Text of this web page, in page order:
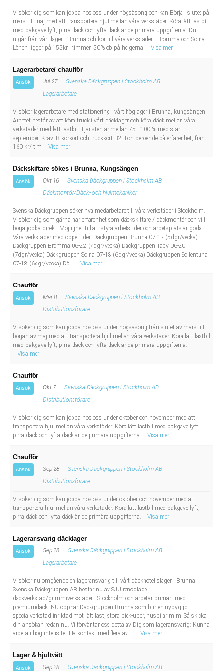
Vi söker dig som kan jobba hos oss under högsäsong och kan Börja i slutet på
mars till maj med att transportera hjul mellan våra verkstäder. Köra lätt lastbil
med bakgavellyft, pirra däck och lyfta däck är de primära uppgifterna. Du
utgår från vårt lager i Brunna och kör till våra verkstäder i Bromma och Solna.
Lönen ligger på 155kr i timmen 50% ob på helgerna.
Visa mer
Lagerarbetare/ chaufför
Ansök Jul 27
Svenska Däckgruppen i Stockholm AB
Lagerarbetare
Vi söker lagerarbetare med stationering i vårt höglager i Brunna, kungsängen.
Arbetet består av att köra truck i vårt däcklager och köra däck mellan våra
verkstäder med lätt lastbil. Tjänsten är mellan 75 - 100 % med start i
september. Krav: B-körkort och truckkort B2. Lön beroende på erfarenhet, från
160 kr/ tim
Visa mer
Däckskiftare sökes i Brunna, Kungsängen
Ansök Okt 16
Svenska Däckgruppen i Stockholm AB
Däckmontör/Däck- och hjulmekaniker
Svenska Däckgruppen söker nya medarbetare till våra verkstäder i Stockholm.
Vi söker dig som gärna har erfarenhet som däckskiftare / däckmontör och vill
börja jobba direkt! Möjlighet till att styra arbetstider och arbetsplats är goda.
Våra verkstäder med öppettider: Däckgruppen Brunna 07-17 (5dgr/vecka)
Däckgruppen Bromma 06-22 (7dgr/vecka) Däckgruppen Täby 06-20
(7dgr/vecka) Däckgruppen Solna 07-18 (6dgr/vecka) Däckgruppen Sollentuna
07-18 (6dgr/vecka) Dä...
Visa mer
Chaufför
Ansök Mar 8
Svenska Däckgruppen i Stockholm AB
Distributionsförare
Vi söker dig som kan jobba hos oss under högsäsong från slutet av mars till
början av maj med att transportera hjul mellan våra verkstäder. Köra lätt lastbil
med bakgavellyft, pirra däck och lyfta däck är de primära uppgifterna.
Visa mer
Chaufför
Ansök Okt 7
Svenska Däckgruppen i Stockholm AB
Distributionsförare
Vi söker dig som kan jobba hos oss under oktober och november med att
transportera hjul mellan våra verkstäder. Köra lätt lastbil med bakgavellyft,
pirra däck och lyfta däck är de primära uppgifterna.
Visa mer
Chaufför
Ansök Sep 28
Svenska Däckgruppen i Stockholm AB
Distributionsförare
Vi söker dig som kan jobba hos oss under oktober och november med att
transportera hjul mellan våra verkstäder. Köra lätt lastbil med bakgavellyft,
pirra däck och lyfta däck är de primära uppgifterna.
Visa mer
Lageransvarig däcklager
Ansök Sep 28
Svenska Däckgruppen i Stockholm AB
Lagerarbetare
Vi söker nu omgående en lageransvarig till vårt däckhotellslager i Brunna.
Svenska Däckgruppen AB består nu av SJU renodlade
däckverkstad/gummiverkstäder i Stockholm och arbetar primärt med
premiumdäck. NU öppnar Däckgruppen Brunna som blir en nybyggd
specialverkstad inriktad mot lätt last, stora pick-uper, husbilar m.m. Så skicka
din ansökan redan nu. Vi förväntar oss detta av Dig som lageransvarig: Kunna
arbeta i hög intensitet Ha kontakt med flera av ...
Visa mer
Lager & hjultvätt
Ansök Sep 28
Svenska Däckgruppen i Stockholm AB